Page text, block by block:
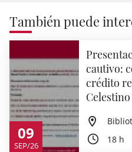
También puede
09
SEP/26
cautivo:
crédito
18 h